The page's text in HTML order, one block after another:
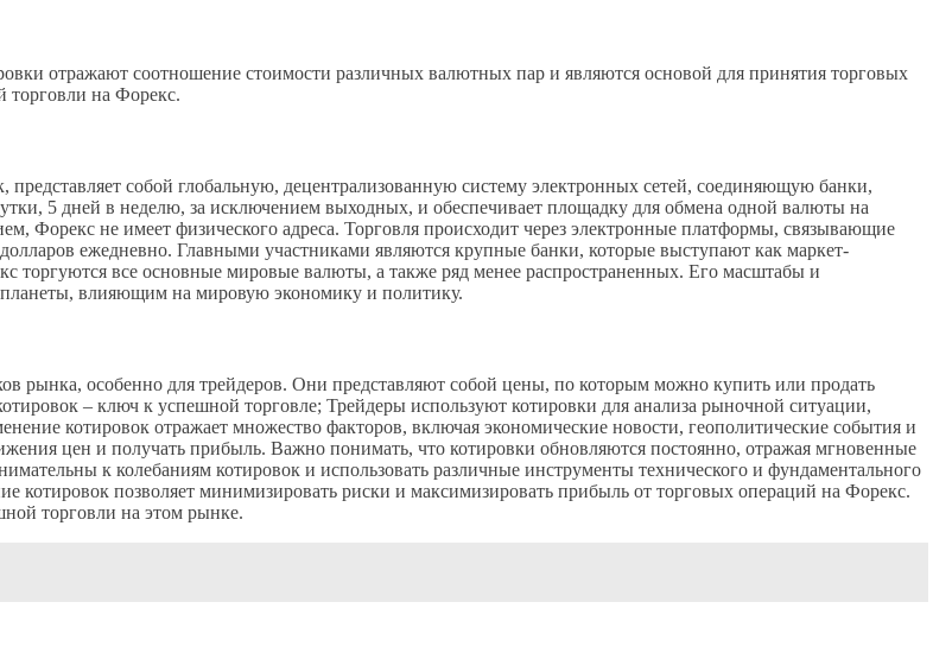
отражают соотношение стоимости различных валютных пар и являются основой для принятия торговых
торговли на Форекс.
собой глобальную, децентрализованную систему электронных сетей, соединяющую банки,
5 дней в неделю, за исключением выходных, и обеспечивает площадку для обмена одной валюты на
Форекс не имеет физического адреса. Торговля происходит через электронные платформы, связывающие
ежедневно. Главными участниками являются крупные банки, которые выступают как маркет-
торгуются все основные мировые валюты, а также ряд менее распространенных. Его масштабы и
влияющим на мировую экономику и политику.
рынка, особенно для трейдеров. Они представляют собой цены, по которым можно купить или продать
– ключ к успешной торговле; Трейдеры используют котировки для анализа рыночной ситуации,
котировок отражает множество факторов, включая экономические новости, геополитические события и
цен и получать прибыль. Важно понимать, что котировки обновляются постоянно, отражая мгновенные
к колебаниям котировок и использовать различные инструменты технического и фундаментального
котировок позволяет минимизировать риски и максимизировать прибыль от торговых операций на Форекс.
торговли на этом рынке.